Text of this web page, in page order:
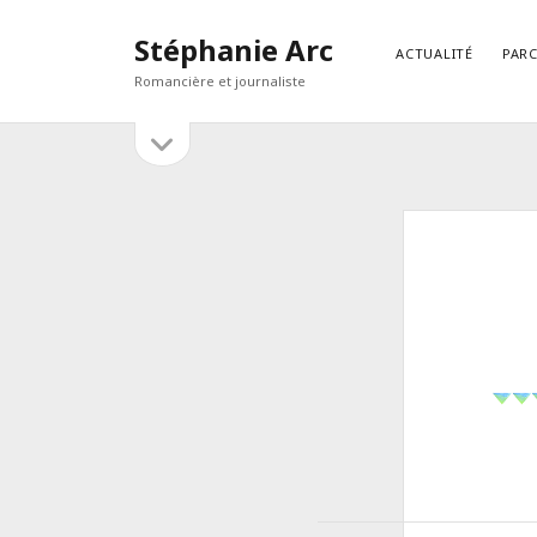
Stéphanie Arc
Romancière et journaliste
ACTUALITÉ
sidebar